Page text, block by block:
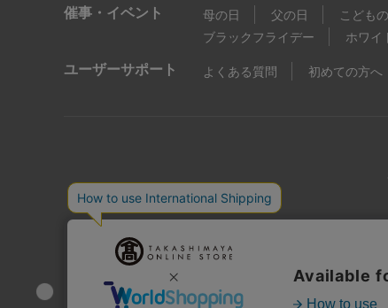
催事・イベント 母の日 父の日 こども
ブラックフライデー
ホワイ
ユーザーサポート よくある質問 初めての方へ